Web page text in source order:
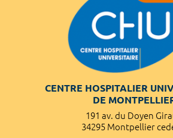
CENTRE HOSPITALIER
DE
191 av. du Doyen
34295 Montpellier